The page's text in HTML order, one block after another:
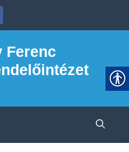
Ferenc